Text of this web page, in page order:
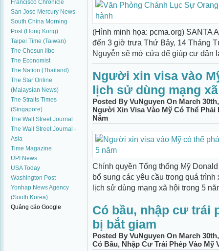
Francisco Chronicle
San Jose Mercury News
South China Morning
Post (Hong Kong)
Taipei Time (Taiwan)
The Chosun Ilbo
The Economist
The Nation (Thailand)
The Star Online
(Malaysian News)
The Straits Times
(Singapore)
The Wall Street Journal
The Wall Street Journal -
Asia
Time Magazine
UPI News
USA Today
Washington Post
Yonhap News Agency
(South Korea)
Quảng cáo Google
(Hình minh họa: pcma.org) SANTA
đến 3 giờ trưa Thứ Bảy, 14 Tháng
Nguyễn sẽ mở cửa để giúp cư dân
Người xin visa vào
lịch sử dùng mạng
Posted By VuNguyen On March
Người Xin Visa Vào Mỹ Có Thể
Năm
Chính quyền Tổng thống Mỹ
bổ sung các yêu cầu trong quá
lịch sử dùng mạng xã hội trong 5
Có bầu, nhập cư trái
bị bắt giam
Posted By VuNguyen On March
Có Bầu, Nhập Cư Trái Phép Vào Mỹ